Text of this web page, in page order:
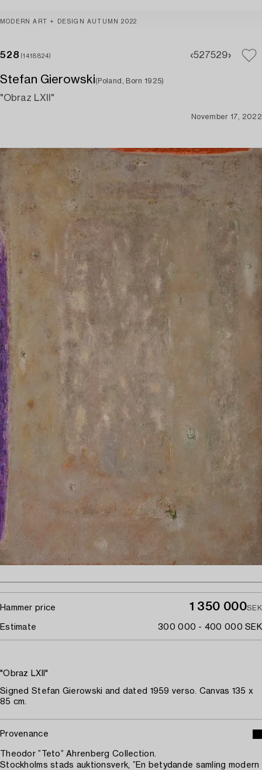
MODERN ART + DESIGN AUTUMN 2022
528 (1418824) 527529
Stefan Gierowski(Poland, Born 1925)
"Obraz LXII"
November 17, 2022
Hammer price 1 350 000SEK
Estimate 300 000 - 400 000 SEK
"Obraz LXII"
Signed Stefan Gierowski and dated 1959 verso. Canvas 135 x
85 cm.
Provenance
Theodor ”Teto” Ahrenberg Collection.
Stockholms stads auktionsverk, ”En betydande samling modern